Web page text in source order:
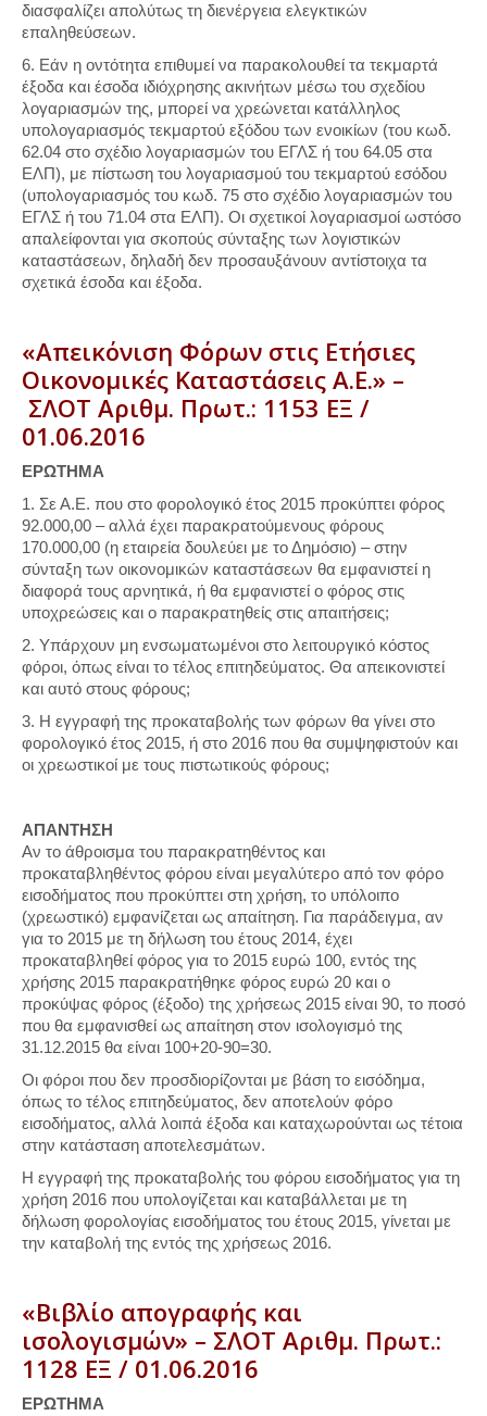
διασφαλίζει απολύτως τη διενέργεια ελεγκτικών
επαληθεύσεων.
6. Εάν η οντότητα επιθυμεί να παρακολουθεί τα τεκμαρτά
έξοδα και έσοδα ιδιόχρησης ακινήτων μέσω του σχεδίου
λογαριασμών της, μπορεί να χρεώνεται κατάλληλος
υπολογαριασμός τεκμαρτού εξόδου των ενοικίων (του κωδ.
62.04 στο σχέδιο λογαριασμών του ΕΓΛΣ ή του 64.05 στα
ΕΛΠ), με πίστωση του λογαριασμού του τεκμαρτού εσόδου
(υπολογαριασμός του κωδ. 75 στο σχέδιο λογαριασμών του
ΕΓΛΣ ή του 71.04 στα ΕΛΠ). Οι σχετικοί λογαριασμοί ωστόσο
απαλείφονται για σκοπούς σύνταξης των λογιστικών
καταστάσεων, δηλαδή δεν προσαυξάνουν αντίστοιχα τα
σχετικά έσοδα και έξοδα.
«Απεικόνιση Φόρων στις Ετήσιες
Οικονομικές Καταστάσεις Α.Ε.» –
ΣΛΟΤ Αριθμ. Πρωτ.: 1153 ΕΞ /
01.06.2016
ΕΡΩΤΗΜΑ
1. Σε Α.Ε. που στο φορολογικό έτος 2015 προκύπτει φόρος
92.000,00 – αλλά έχει παρακρατούμενους φόρους
170.000,00 (η εταιρεία δουλεύει με το Δημόσιο) – στην
σύνταξη των οικονομικών καταστάσεων θα εμφανιστεί η
διαφορά τους αρνητικά, ή θα εμφανιστεί ο φόρος στις
υποχρεώσεις και ο παρακρατηθείς στις απαιτήσεις;
2. Υπάρχουν μη ενσωματωμένοι στο λειτουργικό κόστος
φόροι, όπως είναι το τέλος επιτηδεύματος. Θα απεικονιστεί
και αυτό στους φόρους;
3. H εγγραφή της προκαταβολής των φόρων θα γίνει στο
φορολογικό έτος 2015, ή στο 2016 που θα συμψηφιστούν και
οι χρεωστικοί με τους πιστωτικούς φόρους;
ΑΠΑΝΤΗΣΗ
Αν το άθροισμα του παρακρατηθέντος και
προκαταβληθέντος φόρου είναι μεγαλύτερο από τον φόρο
εισοδήματος που προκύπτει στη χρήση, το υπόλοιπο
(χρεωστικό) εμφανίζεται ως απαίτηση. Για παράδειγμα, αν
για το 2015 με τη δήλωση του έτους 2014, έχει
προκαταβληθεί φόρος για το 2015 ευρώ 100, εντός της
χρήσης 2015 παρακρατήθηκε φόρος ευρώ 20 και ο
προκύψας φόρος (έξοδο) της χρήσεως 2015 είναι 90, το ποσό
που θα εμφανισθεί ως απαίτηση στον ισολογισμό της
31.12.2015 θα είναι 100+20-90=30.
Οι φόροι που δεν προσδιορίζονται με βάση το εισόδημα,
όπως το τέλος επιτηδεύματος, δεν αποτελούν φόρο
εισοδήματος, αλλά λοιπά έξοδα και καταχωρούνται ως τέτοια
στην κατάσταση αποτελεσμάτων.
Η εγγραφή της προκαταβολής του φόρου εισοδήματος για τη
χρήση 2016 που υπολογίζεται και καταβάλλεται με τη
δήλωση φορολογίας εισοδήματος του έτους 2015, γίνεται με
την καταβολή της εντός της χρήσεως 2016.
«Βιβλίο απογραφής και
ισολογισμών» – ΣΛΟΤ Αριθμ. Πρωτ.:
1128 ΕΞ / 01.06.2016
ΕΡΩΤΗΜΑ